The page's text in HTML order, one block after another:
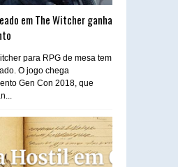
em The Witcher ganha
para RPG de mesa tem
O jogo chega
Gen Con 2018, que